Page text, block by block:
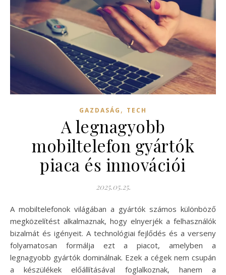
GAZDASÁG , TECH
A legnagyobb
mobiltelefon gyártók
piaca és innovációi
2025.05.25.
A mobiltelefonok világában a gyártók számos különböző
megközelítést alkalmaznak, hogy elnyerjék a felhasználók
bizalmát és igényeit. A technológiai fejlődés és a verseny
folyamatosan formálja ezt a piacot, amelyben a
legnagyobb gyártók dominálnak. Ezek a cégek nem csupán
a készülékek előállításával foglalkoznak, hanem a